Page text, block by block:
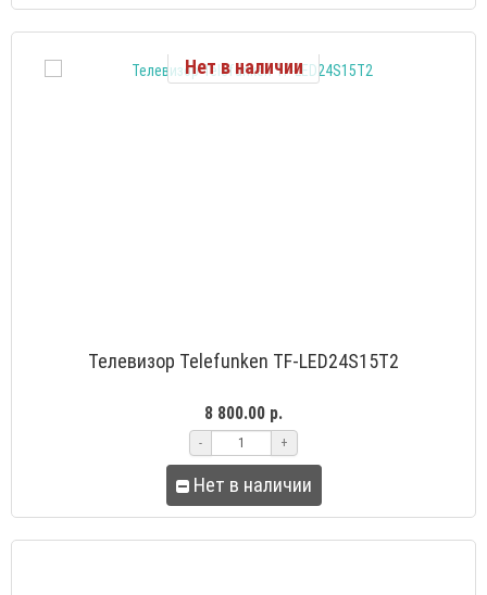
Нет в наличии
Телевизор Telefunken TF-LED24S15T2
8 800.00 р.
- +
Нет в наличии